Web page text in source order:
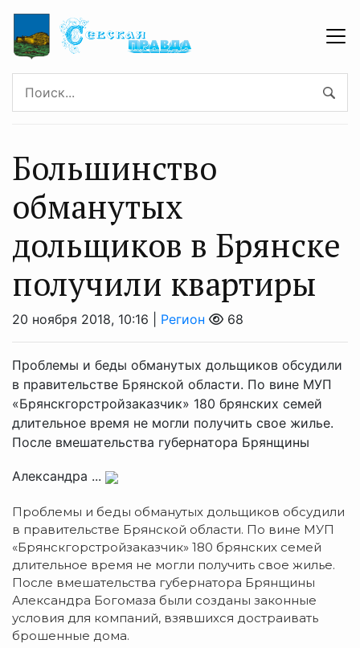
Большинство
обманутых
дольщиков в Брянске
получили квартиры
20 ноября 2018, 10:16 | Регион 68
Проблемы и беды обманутых дольщиков обсудили
в правительстве Брянской области. По вине МУП
«Брянскгорстройзаказчик» 180 брянских семей
длительное время не могли получить свое жилье.
После вмешательства губернатора Брянщины
Александра ...
Проблемы и беды обманутых дольщиков обсудили
в правительстве Брянской области. По вине МУП
«Брянскгорстройзаказчик» 180 брянских семей
длительное время не могли получить свое жилье.
После вмешательства губернатора Брянщины
Александра Богомаза были созданы законные
условия для компаний, взявшихся достраивать
брошенные дома.